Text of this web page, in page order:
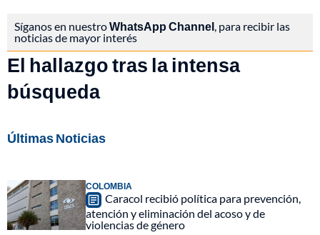
Síganos en nuestroWhatsApp Channel, para recibir las
noticias de mayor interés
El hallazgo tras la intensa
búsqueda
Últimas Noticias
COLOMBIA
Caracol recibió política para prevención,
atención y eliminación del acoso y de
violencias de género